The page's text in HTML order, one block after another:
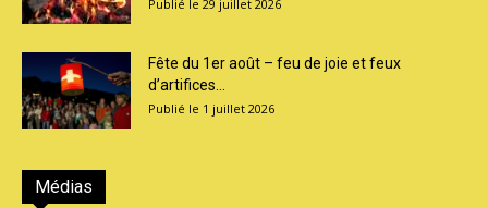
29 juillet 2026
Fête du 1er août – feu de joie et feux
d’artifices...
1 juillet 2026
Médias